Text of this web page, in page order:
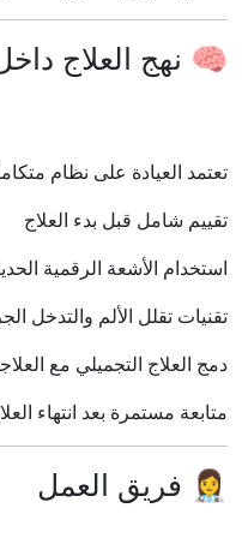
🧠 نهج العلاج
تعتمد العيادة على نظام
تقييم شامل قبل بدء العلاج
استخدام الأشعة الرقمية
تقنيات تقلل الألم والتدخل
دمج العلاج التجميلي مع
متابعة مستمرة بعد انتهاء
👩‍⚕️ فريق العمل